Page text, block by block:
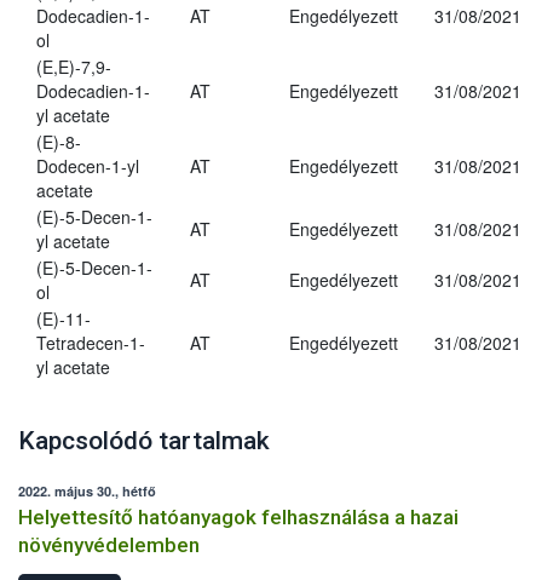
Dodecadien-1-
ol
AT Engedélyezett 31/08/2021
(E,E)-7,9-
Dodecadien-1-
yl acetate
AT Engedélyezett 31/08/2021
(E)-8-
Dodecen-1-yl
acetate
AT Engedélyezett 31/08/2021
(E)-5-Decen-1-
yl acetate
AT Engedélyezett
31/08/2021
(E)-5-Decen-1-
ol
AT Engedélyezett
31/08/2021
(E)-11-
Tetradecen-1-
yl acetate
AT Engedélyezett 31/08/2021
Kapcsolódó tartalmak
2022. május 30., hétfő
Helyettesítő hatóanyagok felhasználása a hazai
növényvédelemben